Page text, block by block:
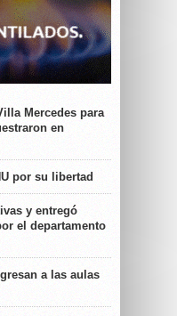
Mercedes para
en
por su libertad
y entregó
el departamento
a las aulas